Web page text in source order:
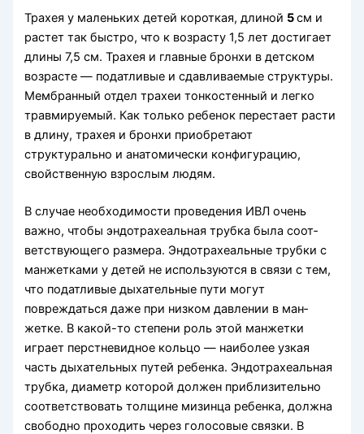
Трахея у маленьких детей короткая, длиной 5см и
растет так быстро, что к возрасту 1,5 лет достигает
длины 7,5 см. Трахея и главные бронхи в детском
возрасте — податливые и сдавливаемые структуры.
Мембранный отдел трахеи тонкостен­ный и легко
травмируемый. Как только ребенок перестает расти
в длину, трахея и бронхи приобре­тают
структурально и анатомически конфигура­цию,
свойственную взрослым людям.
В случае необходимости проведения ИВЛ очень
важно, чтобы эндотрахеальная трубка была соот­
ветствующего размера. Эндотрахеальные трубки с
манжетками у детей не используются в связи с тем,
что податливые дыхательные пути могут
повреждаться даже при низком давлении в ман­
жетке. В какой-то степени роль этой манжетки
играет перстневидное кольцо — наиболее узкая
часть дыхательных путей ребенка. Эндотрахеаль­ная
трубка, диаметр которой должен приблизи­тельно
соответствовать толщине мизинца ребенка, должна
свободно проходить через голосовые связ­ки. В